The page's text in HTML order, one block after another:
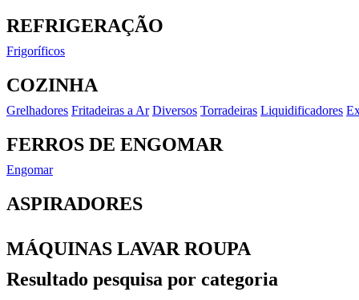
REFRIGERAÇÃO
Frigoríficos
COZINHA
Grelhadores Fritadeiras a Ar Diversos Torradeiras Liquidificadores
FERROS DE ENGOMAR
Engomar
ASPIRADORES
MÁQUINAS LAVAR ROUPA
Resultado pesquisa por categoria